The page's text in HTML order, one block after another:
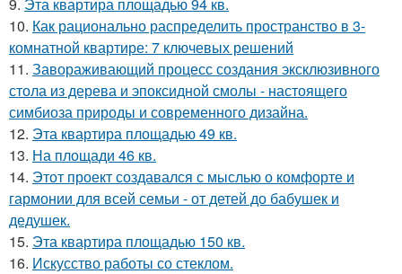
10. Как рационально распределить пространство в 3-
комнатной квартире: 7 ключевых решений
11. Завораживающий процесс создания эксклюзивного
стола из дерева и эпоксидной смолы - настоящего
симбиоза природы и современного дизайна.
12. Эта квартира площадью 49 кв.
13. На площади 46 кв.
14. Этот проект создавался с мыслью о комфорте и
гармонии для всей семьи - от детей до бабушек и
дедушек.
15. Эта квартира площадью 150 кв.
16. Искусство работы со стеклом.